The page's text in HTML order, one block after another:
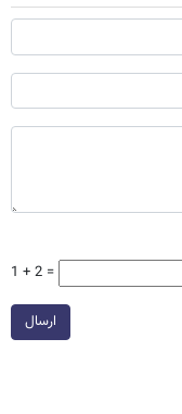
1 + 2 =
ارسال